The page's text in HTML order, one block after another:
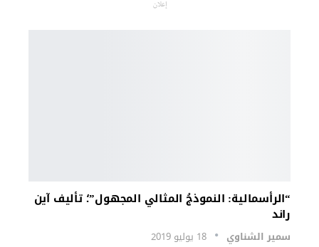
إعلان
“الرأسمالية: النموذجُ المثالي المجهول”؛ تأليف آين
راند
سمير الشناوي 18 يوليو 2019